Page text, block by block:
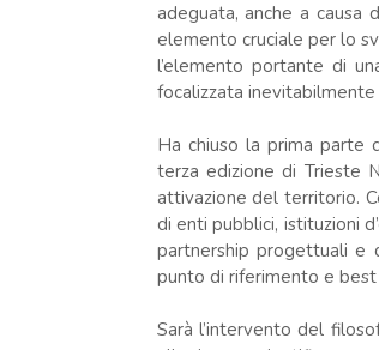
adeguata, anche a causa
elemento cruciale per lo
l’elemento portante di
focalizzata
Ha chiuso la prima parte
terza edizione di Trieste
attivazione del territorio.
di enti pubblici, istituzioni
partnership progettuali e
punto di riferimento e
Sarà l’intervento del